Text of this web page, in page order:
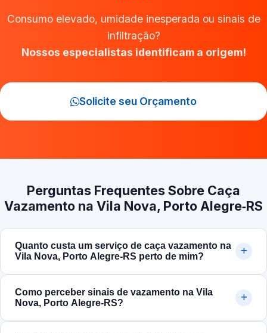
Consumo elevado, umidade inesperada ou sinais de
infiltração?
Nossos especialistas identificam a origem!
Solicite seu Orçamento
Perguntas Frequentes Sobre Caça
Vazamento na Vila Nova, Porto Alegre‑RS
Quanto custa um serviço de caça vazamento na
Vila Nova, Porto Alegre‑RS perto de mim?
Como perceber sinais de vazamento na Vila
Nova, Porto Alegre‑RS?